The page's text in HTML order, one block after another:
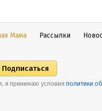
Мама Рассылки
я принимаю условия политики